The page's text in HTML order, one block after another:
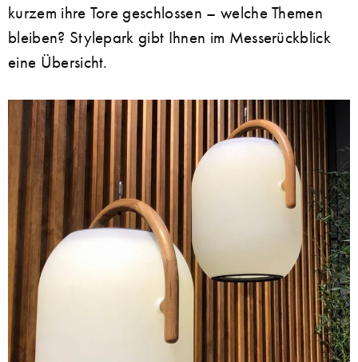
kurzem ihre Tore geschlossen – welche Themen
bleiben? Stylepark gibt Ihnen im Messerückblick
eine Übersicht.